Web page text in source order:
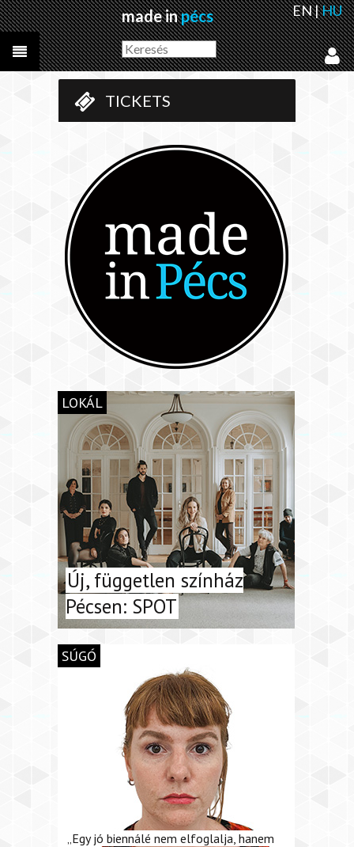
made inpécs EN|HU
TICKETS
LOKÁL
Új, független színház
Pécsen: SPOT
SÚGÓ
„Egy jó biennálé nem elfoglalja, hanem